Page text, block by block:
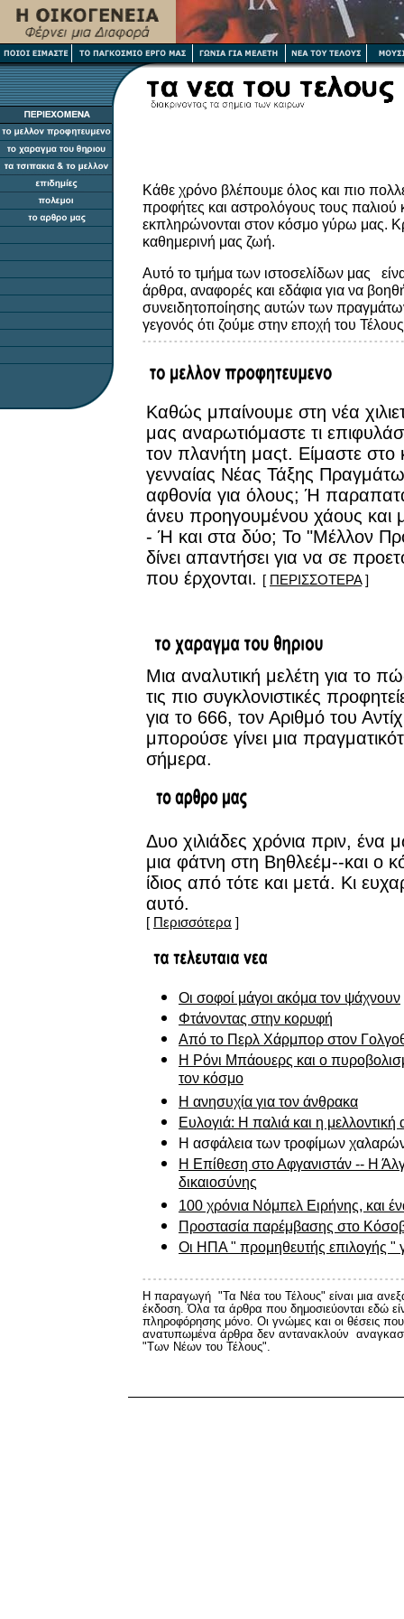
Κάθε χρόνο βλέπουμε όλος και πιο
προφήτες και αστρολόγους τους παλιού
εκπληρώνονται στον κόσμο γύρω μας.
καθημερινή μας ζωή.
Αυτό το τμήμα των ιστοσελίδων μας
άρθρα, αναφορές και εδάφια για να
συνειδητοποίησης αυτών των
γεγονός ότι ζούμε στην εποχή του
Καθώς μπαίνουμε στη νέα
μας αναρωτιόμαστε τι
τον πλανήτη μαςt. Είμαστε στο
γενναίας Νέας Τάξης
αφθονία για όλους; Ή
άνευ προηγουμένου χάους και
- Ή και στα δύο; Το "Μέλλον
δίνει απαντήσει για να σε
που έρχονται. [ ΠΕΡΙΣΣΟΤΕΡΑ]
Μια αναλυτική μελέτη για το
τις πιο συγκλονιστικές
για το 666, τον Αριθμό του
μπορούσε γίνει μια
σήμερα.
Δυο χιλιάδες χρόνια πριν, ένα
μια φάτνη στη Βηθλεέμ--και ο
ίδιος από τότε και μετά. Κι
αυτό.
[ Περισσότερα ]
Οι σοφοί μάγοι ακόμα τον ψάχνουν
Φτάνοντας στην κορυφή
Από το Περλ Χάρμπορ στον
Η Ρόνι Μπάουερς και ο
τον κόσμο
Η ανησυχία για τον άνθρακα
Ευλογιά: Η παλιά και η μελλοντική
Η ασφάλεια των τροφίμων
H Επίθεση στο Αφγανιστάν -- Η
δικαιοσύνης
100 χρόνια Νόμπελ Ειρήνης, και
Προστασία παρέμβασης στο
Οι ΗΠΑ " προμηθευτής επιλογής "
Η παραγωγή "Τα Νέα του Τέλους" είναι μια
έκδοση. Όλα τα άρθρα που δημοσιεύονται εδώ
πληροφόρησης μόνο. Οι γνώμες και οι θέσεις
ανατυπωμένα άρθρα δεν αντανακλούν
"Των Νέων του Τέλους".